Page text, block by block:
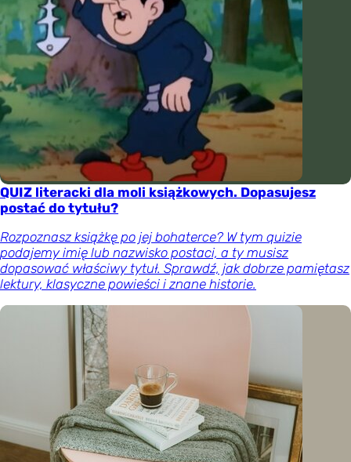
QUIZ literacki dla moli książkowych. Dopasujesz
postać do tytułu?
Rozpoznasz książkę po jej bohaterce? W tym quizie
podajemy imię lub nazwisko postaci, a ty musisz
dopasować właściwy tytuł. Sprawdź, jak dobrze pamiętasz
lektury, klasyczne powieści i znane historie.